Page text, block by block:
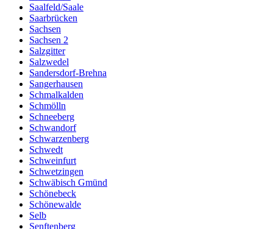
Saalfeld/Saale
Saarbrücken
Sachsen
Sachsen 2
Salzgitter
Salzwedel
Sandersdorf-Brehna
Sangerhausen
Schmalkalden
Schmölln
Schneeberg
Schwandorf
Schwarzenberg
Schwedt
Schweinfurt
Schwetzingen
Schwäbisch Gmünd
Schönebeck
Schönewalde
Selb
Senftenberg